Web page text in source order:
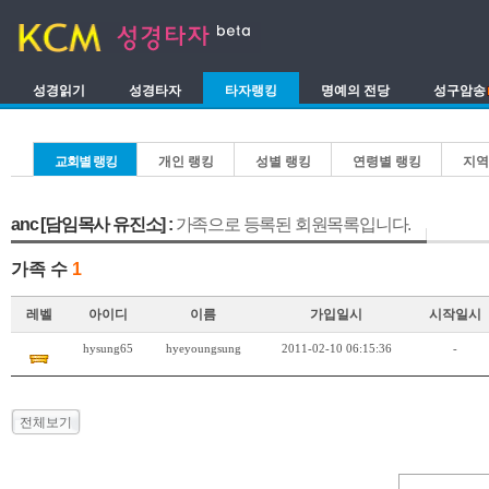
성경읽기 성경타자 타자랭킹 명예의 전당 성구암송
교회별 랭킹 개인 랭킹 성별 랭킹 연령별 랭킹 지
anc [담임목사 유진소] : 가족으로 등록된 회원목록입니다.
가족 수 1
레벨 아이디 이름 가입일시 시작일시
hysung65 hyeyoungsung 2011-02-10 06:15:36 -
전체보기